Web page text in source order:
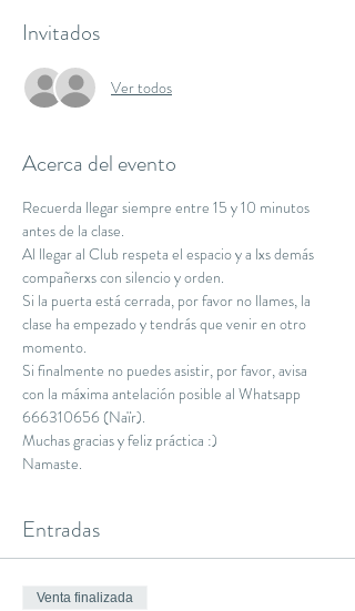
Invitados
Ver todos
Acerca del evento
Recuerda llegar siempre entre 15 y 10 minutos
antes de la clase.
Al llegar al Club respeta el espacio y a lxs demás
compañerxs con silencio y orden.
Si la puerta está cerrada, por favor no llames, la
clase ha empezado y tendrás que venir en otro
momento.
Si finalmente no puedes asistir, por favor, avisa
con la máxima antelación posible al Whatsapp
666310656 (Naïr).
Muchas gracias y feliz práctica :)
Namaste.
Entradas
Venta finalizada